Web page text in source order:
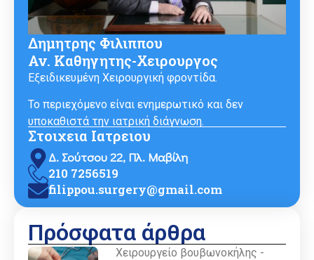
Δημητρης Φιλιππου
Αν. Καθηγητης-Χειρουργος
Εξειδικευμένη Χειρουργική φροντίδα.
Το περιεχόμενο είναι ενημερωτικό και δεν
υποκαθιστά την ιατρική διάγνωση.
Στοιχεια Ιατρειου
Δ. Σούτσου 22, Πλ. Μαβίλη
210 7256519
filippou.surgery@gmail.com
Πρόσφατα άρθρα
Χειρουργείο βουβωνοκήλης -